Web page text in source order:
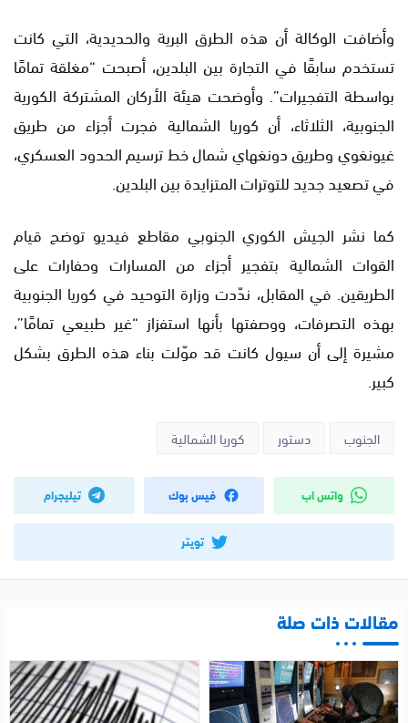
وأضافت الوكالة أن هذه الطرق البرية والحديدية، التي كانت
تستخدم سابقًا في التجارة بين البلدين، أصبحت “مغلقة تمامًا
بواسطة التفجيرات”. وأوضحت هيئة الأركان المشتركة الكورية
الجنوبية، الثلاثاء، أن كوريا الشمالية فجرت أجزاء من طريق
غيونغوي وطريق دونغهاي شمال خط ترسيم الحدود العسكري،
في تصعيد جديد للتوترات المتزايدة بين البلدين.
كما نشر الجيش الكوري الجنوبي مقاطع فيديو توضح قيام
القوات الشمالية بتفجير أجزاء من المسارات وحفارات على
الطريقين. في المقابل، ندّدت وزارة التوحيد في كوريا الجنوبية
بهذه التصرفات، ووصفتها بأنها استفزاز “غير طبيعي تمامًا”،
مشيرة إلى أن سيول كانت قد موّلت بناء هذه الطرق بشكل
كبير.
الجنوب دستور كوريا الشمالية
واتس اب فيس بوك تيليجرام
تويتر
مقالات ذات صلة